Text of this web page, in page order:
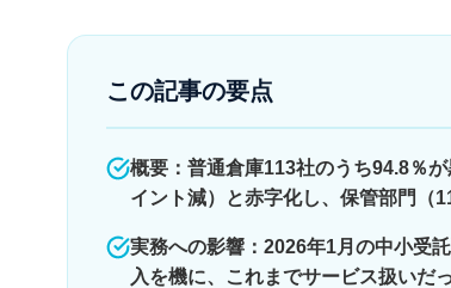
この記事の要点
概要：普通倉庫113社のうち94.8％
イント減）と赤字化し、保管部門（
実務への影響：2026年1月の中小受
入を機に、これまでサービス扱いだ